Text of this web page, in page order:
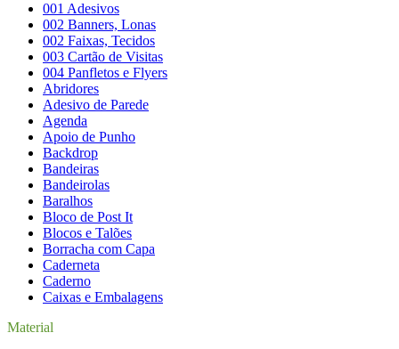
001 Adesivos
002 Banners, Lonas
002 Faixas, Tecidos
003 Cartão de Visitas
004 Panfletos e Flyers
Abridores
Adesivo de Parede
Agenda
Apoio de Punho
Backdrop
Bandeiras
Bandeirolas
Baralhos
Bloco de Post It
Blocos e Talões
Borracha com Capa
Caderneta
Caderno
Caixas e Embalagens
Material